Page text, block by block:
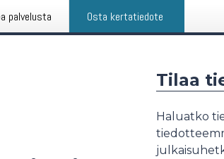
palvelusta Osta kertatiedote
Tilaa
Haluatko